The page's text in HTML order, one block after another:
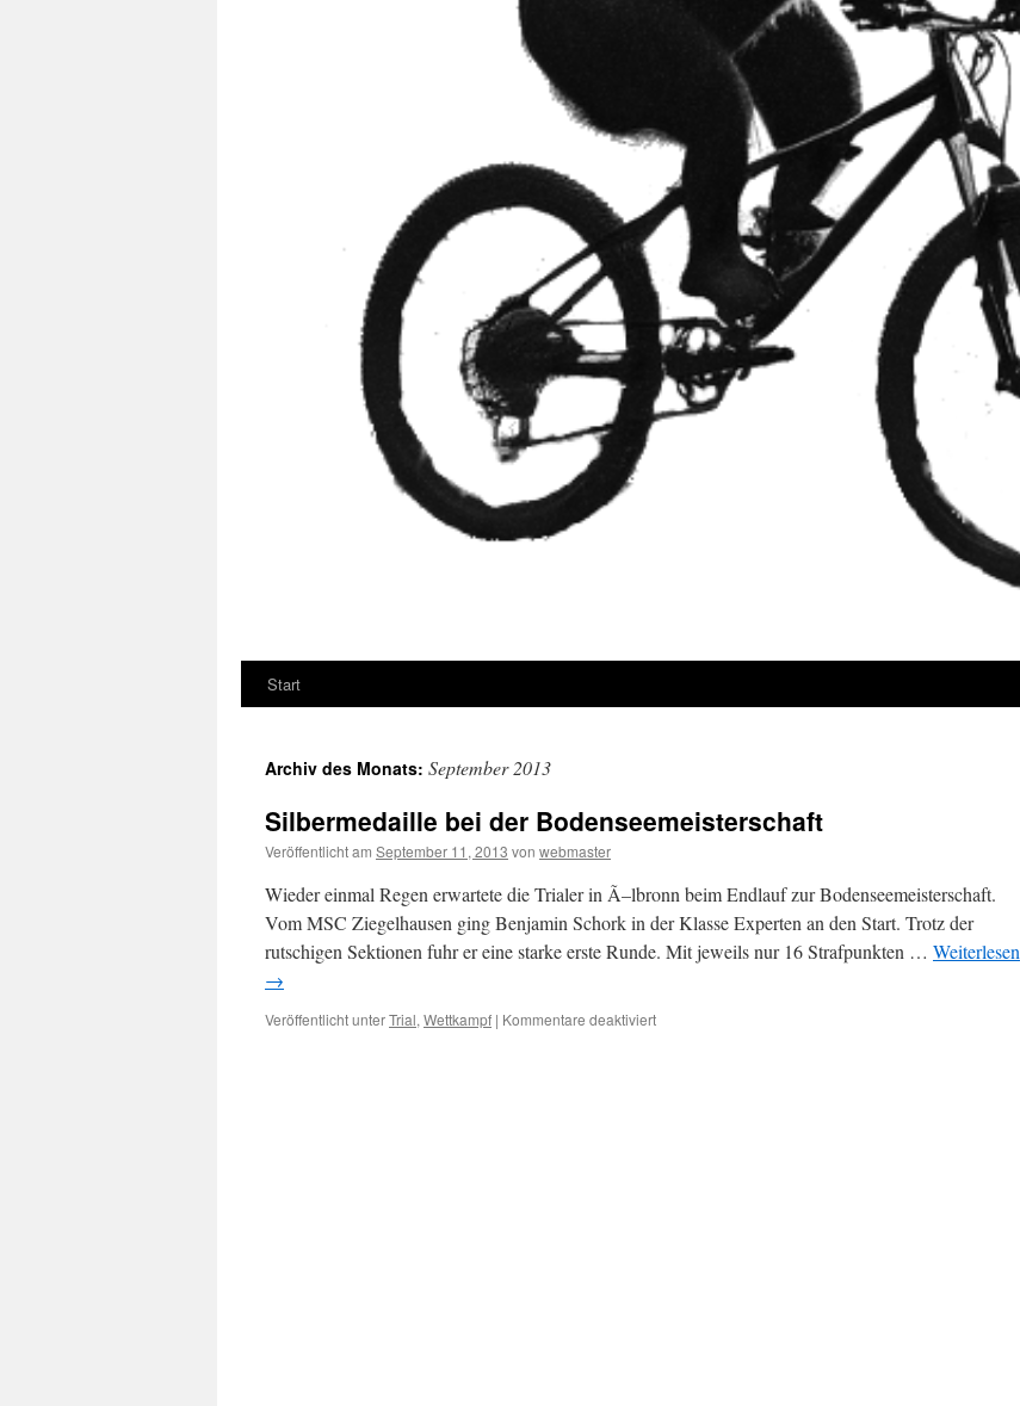
Start
Archiv des Monats: September 2013
Silbermedaille bei der Bodenseemeisterschaft
Veröffentlicht am September 11, 2013 von webmaster
Wieder einmal Regen erwartete die Trialer in Ã–lbronn beim Endlauf zur Bodenseemeisterschaft.
Vom MSC Ziegelhausen ging Benjamin Schork in der Klasse Experten an den Start. Trotz der
rutschigen Sektionen fuhr er eine starke erste Runde. Mit jeweils nur 16 Strafpunkten … Weiterlesen
→
Veröffentlicht unterTrial, Wettkampf | Kommentare deaktiviertfür